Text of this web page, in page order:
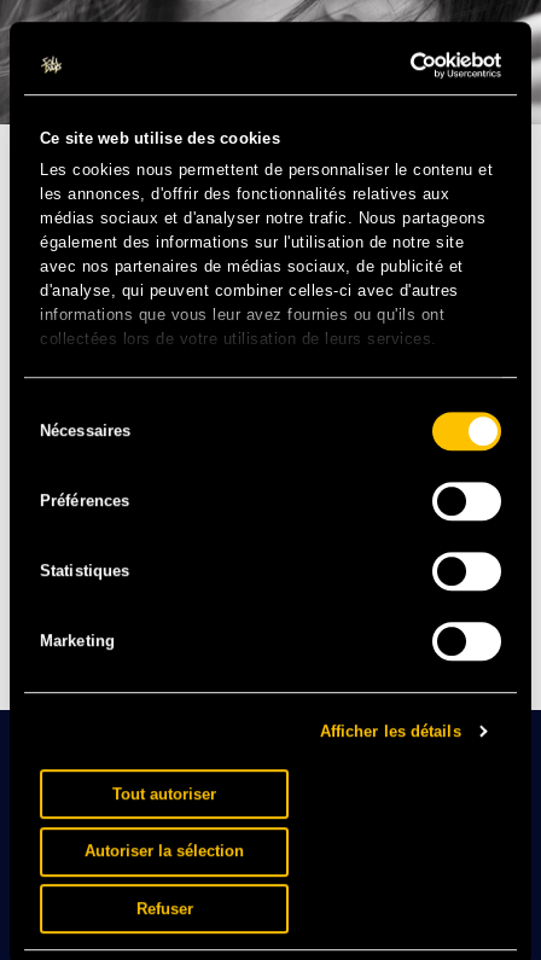
Ce site web utilise des cookies
Les cookies nous permettent de personnaliser le contenu et
les annonces, d'offrir des fonctionnalités relatives aux
médias sociaux et d'analyser notre trafic. Nous partageons
également des informations sur l'utilisation de notre site
avec nos partenaires de médias sociaux, de publicité et
d'analyse, qui peuvent combiner celles-ci avec d'autres
informations que vous leur avez fournies ou qu'ils ont
collectées lors de votre utilisation de leurs services.
duNécessaires
Préférences
Statistiques
Marketing
Afficher les détails
Tout autoriser
Autoriser la sélection
Refuser
POP/ROCK – FR
La déferlante Izia brouille les frontières entre le rock,
l’électro, le RnB, ou encore la cold-wave, dans son
nouvel opus La Vague. Sa voix, plus douce, est toujours
aussi intense, les rythmes sont mordants, les guitares
syncopées… Izia prend de la légèreté et nous promet une